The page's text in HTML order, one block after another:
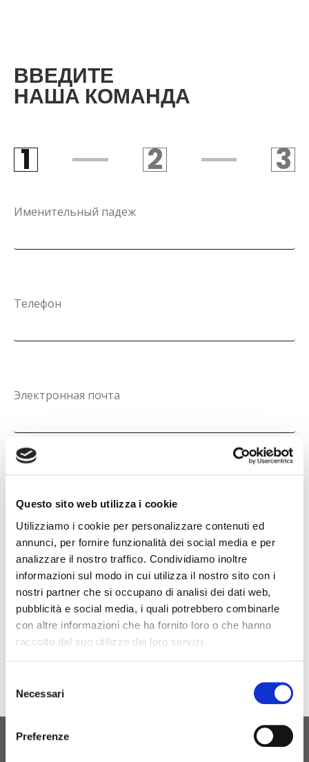
Questo sito web utilizza i cookie
Utilizziamo i cookie per personalizzare contenuti ed
annunci, per fornire funzionalità dei social media e per
analizzare il nostro traffico. Condividiamo inoltre
informazioni sul modo in cui utilizza il nostro sito con i
nostri partner che si occupano di analisi dei dati web,
pubblicità e social media, i quali potrebbero combinarle
con altre informazioni che ha fornito loro o che hanno
raccolto dal suo utilizzo dei loro servizi.
delNecessari
Preferenze
ВВЕДИТЕ
НАША КОМАНДА
1STEP 1 2STEP 2 3
Именительный падеж
Телефон
Электронная почта
СЛЕДУЮЩИЙ